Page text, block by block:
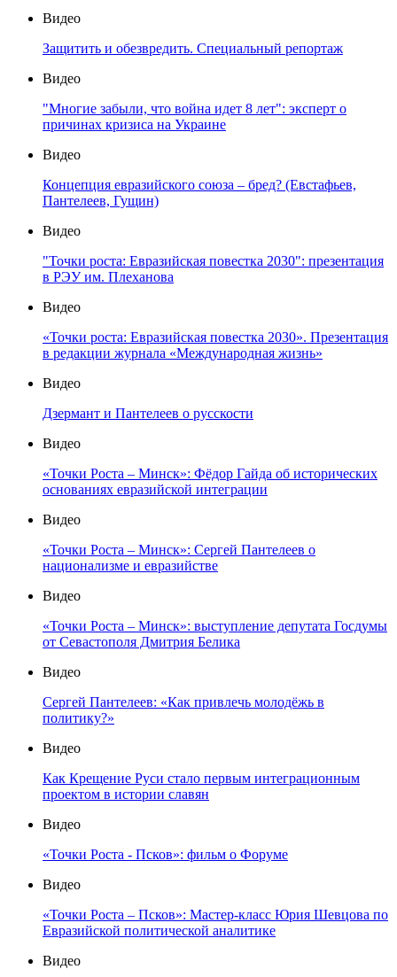
Видео
Защитить и обезвредить. Специальный репортаж
Видео
"Многие забыли, что война идет 8 лет": эксперт о
причинах кризиса на Украине
Видео
Концепция евразийского союза – бред? (Евстафьев,
Пантелеев, Гущин)
Видео
"Точки роста: Евразийская повестка 2030": презентация
в РЭУ им. Плеханова
Видео
«Точки роста: Евразийская повестка 2030». Презентация
в редакции журнала «Международная жизнь»
Видео
Дзермант и Пантелеев о русскости
Видео
«Точки Роста – Минск»: Фёдор Гайда об исторических
основаниях евразийской интеграции
Видео
«Точки Роста – Минск»: Сергей Пантелеев о
национализме и евразийстве
Видео
«Точки Роста – Минск»: выступление депутата Госдумы
от Севастополя Дмитрия Белика
Видео
Сергей Пантелеев: «Как привлечь молодёжь в
политику?»
Видео
Как Крещение Руси стало первым интеграционным
проектом в истории славян
Видео
«Точки Роста - Псков»: фильм о Форуме
Видео
«Точки Роста – Псков»: Мастер-класс Юрия Шевцова по
Евразийской политической аналитике
Видео